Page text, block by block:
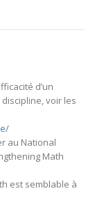
d’un
voir les
au National
Math
est semblable à